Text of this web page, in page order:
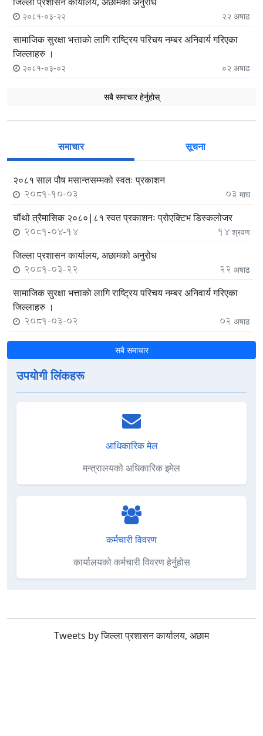
२०८१-०३-२२ २२ अषाढ
सामाजिक सुरक्षा भत्ताकाे लागि राष्ट्रिय परिचय नम्बर अनिवार्य गरिएका
जिल्लाहरु ।
२०८१-०३-०२ ०२ अषाढ
सबै समाचार हेर्नुहाेस्
समाचार सूचना
२०८१ साल पौष मसान्तसम्मको स्वतः प्रकाशन
2081-10-03 03 माघ
चौंथो त्रैमासिक २०८०|८१ स्वत प्रकाशनः प्रोएक्टिभ डिस्कलोजर
2081-04-14 14 श्रवण
जिल्ला प्रशासन कार्यालय, अछामको अनुरोध
2081-03-22 22 अषाढ
सामाजिक सुरक्षा भत्ताकाे लागि राष्ट्रिय परिचय नम्बर अनिवार्य गरिएका
जिल्लाहरु ।
2081-03-02 02 अषाढ
सबै समाचार
उपयाेगी लिंकहरू
आधिकारिक मेल
मन्त्रालयको अधिकारिक इमेल
कर्मचारी विवरण
कार्यालयको कर्मचारी विवरण हेर्नुहोस
Tweets by जिल्ला प्रशासन कार्यालय, अछाम